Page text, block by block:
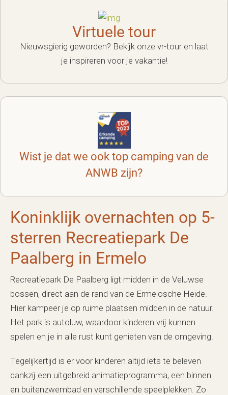
Koninklijk overnachten op 5-
sterren Recreatiepark De
Paalberg in Ermelo
Recreatiepark De Paalberg ligt midden in de Veluwse
bossen, direct aan de rand van de Ermelosche Heide.
Hier kampeer je op ruime plaatsen midden in de natuur.
Het park is autoluw, waardoor kinderen vrij kunnen
spelen en je in alle rust kunt genieten van de omgeving.
Tegelijkertijd is er voor kinderen altijd iets te beleven
dankzij een uitgebreid animatieprogramma, een binnen
en buitenzwembad en verschillende speelplekken. Zo
Virtuele tour
Nieuwsgierig geworden? Bekijk onze vr-tour en laat
je inspireren voor je vakantie!
Wist je dat we ook top camping van de
ANWB zijn?